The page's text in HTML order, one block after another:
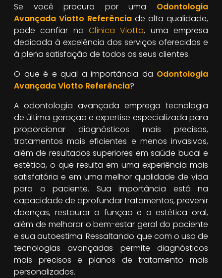
Se você procura por uma Odontologia
Avançada Viotto Referência de alta qualidade,
pode confiar na Clínica Viotto, uma empresa
dedicada à excelência dos serviços oferecidos e
à plena satisfação de todos os seus clientes.
O que é e qual a importância da Odontologia
Avançada Viotto Referência?
A odontologia avançada emprega tecnologia
de última geração e expertise especializada para
proporcionar diagnósticos mais precisos,
tratamentos mais eficientes e menos invasivos,
além de resultados superiores em saúde bucal e
estética, o que resulta em uma experiência mais
satisfatória e em uma melhor qualidade de vida
para o paciente. Sua importância está na
capacidade de aprofundar tratamentos, prevenir
doenças, restaurar a função e a estética oral,
além de melhorar o bem-estar geral do paciente
e sua autoestima. Ressaltando que com o uso de
tecnologias avançadas permite diagnósticos
mais precisos e planos de tratamento mais
personalizados.